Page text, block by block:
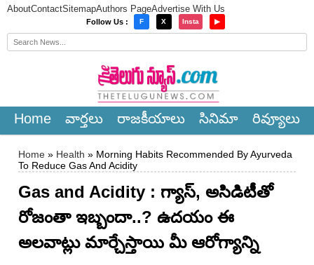
AboutContactSitemapAuthors PageAdvertise With Us
Follow Us : F X Insta ▶
Home వార్త‌లు రాజ‌కీయాలు సినిమా రివ్యూలు
Home » Health » Morning Habits Recommended By Ayurveda
To Reduce Gas And Acidity
Gas and Acidity : గ్యాస్, అసిడిటీతో
రోజంతా ఇబ్బందా..? ఉదయం ఈ
అలవాట్లు మార్చేస్తాయి మీ ఆరోగ్యాన్ని